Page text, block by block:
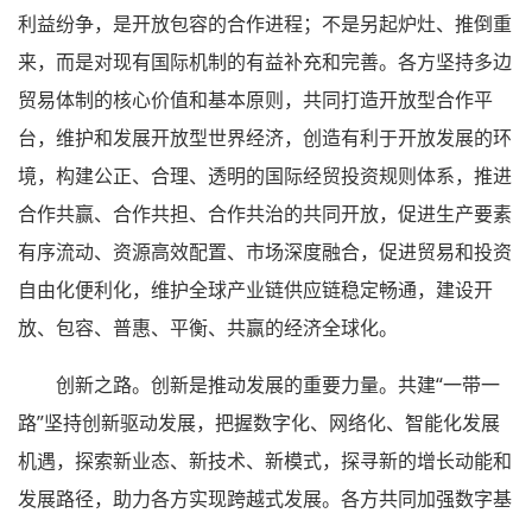
利益纷争，是开放包容的合作进程；不是另起炉灶、推倒重
来，而是对现有国际机制的有益补充和完善。各方坚持多边
贸易体制的核心价值和基本原则，共同打造开放型合作平
台，维护和发展开放型世界经济，创造有利于开放发展的环
境，构建公正、合理、透明的国际经贸投资规则体系，推进
合作共赢、合作共担、合作共治的共同开放，促进生产要素
有序流动、资源高效配置、市场深度融合，促进贸易和投资
自由化便利化，维护全球产业链供应链稳定畅通，建设开
放、包容、普惠、平衡、共赢的经济全球化。
创新之路。创新是推动发展的重要力量。共建“一带一
路”坚持创新驱动发展，把握数字化、网络化、智能化发展
机遇，探索新业态、新技术、新模式，探寻新的增长动能和
发展路径，助力各方实现跨越式发展。各方共同加强数字基